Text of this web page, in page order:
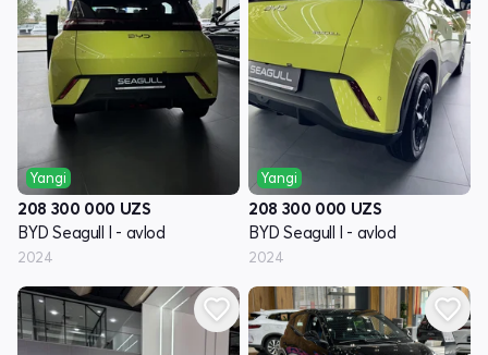
Yangi
208 300 000 UZS
BYD Seagull I - avlod
2024
Yangi
208 300 000 UZS
BYD Seagull I - avlod
2024